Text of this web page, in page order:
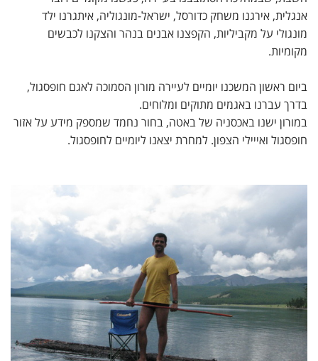
אנגלית, אירגנו משחק כדורסל, ישראל-מונגוליה, איתגרנו ילד
מונגולי על מקביליות, הקפצנו אבנים בנהר והצקנו לכבשים
מקומיות.
ביום ראשון המשכנו יומיים לעיירה מורון הסמוכה לאגם חופסגול,
בדרך עברנו באגמים מתוקים ומלוחים.
במורון ישנו באכסניה של באטה, בחור נחמד שמספק מידע על אזור
חופסגול ואייילי הצפון. למחרת יצאנו ליומיים לחופסגול.